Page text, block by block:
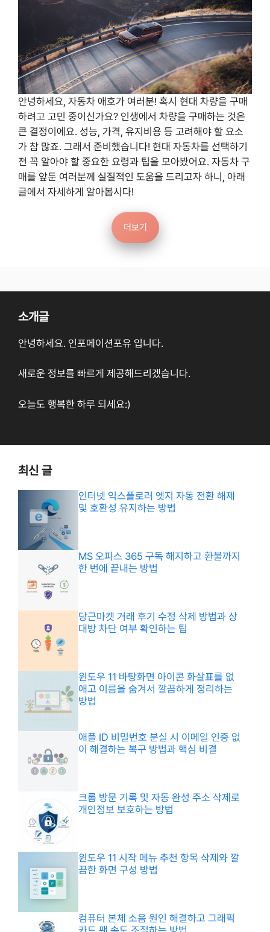
안녕하세요, 자동차 애호가 여러분! 혹시 현대 차량을 구매
하려고 고민 중이신가요? 인생에서 차량을 구매하는 것은
큰 결정이에요. 성능, 가격, 유지비용 등 고려해야 할 요소
가 참 많죠. 그래서 준비했습니다! 현대 자동차를 선택하기
전 꼭 알아야 할 중요한 요령과 팁을 모아봤어요. 자동차 구
매를 앞둔 여러분께 실질적인 도움을 드리고자 하니, 아래
글에서 자세하게 알아봅시다!
더보기
소개글
안녕하세요. 인포메이션포유 입니다.
새로운 정보를 빠르게 제공해드리겠습니다.
오늘도 행복한 하루 되세요:)
최신 글
인터넷 익스플로러 엣지 자동 전환 해제
및 호환성 유지하는 방법
MS 오피스 365 구독 해지하고 환불까지
한 번에 끝내는 방법
당근마켓 거래 후기 수정 삭제 방법과 상
대방 차단 여부 확인하는 팁
윈도우 11 바탕화면 아이콘 화살표를 없
애고 이름을 숨겨서 깔끔하게 정리하는
방법
애플 ID 비밀번호 분실 시 이메일 인증 없
이 해결하는 복구 방법과 핵심 비결
크롬 방문 기록 및 자동 완성 주소 삭제로
개인정보 보호하는 방법
윈도우 11 시작 메뉴 추천 항목 삭제와 깔
끔한 화면 구성 방법
컴퓨터 본체 소음 원인 해결하고 그래픽